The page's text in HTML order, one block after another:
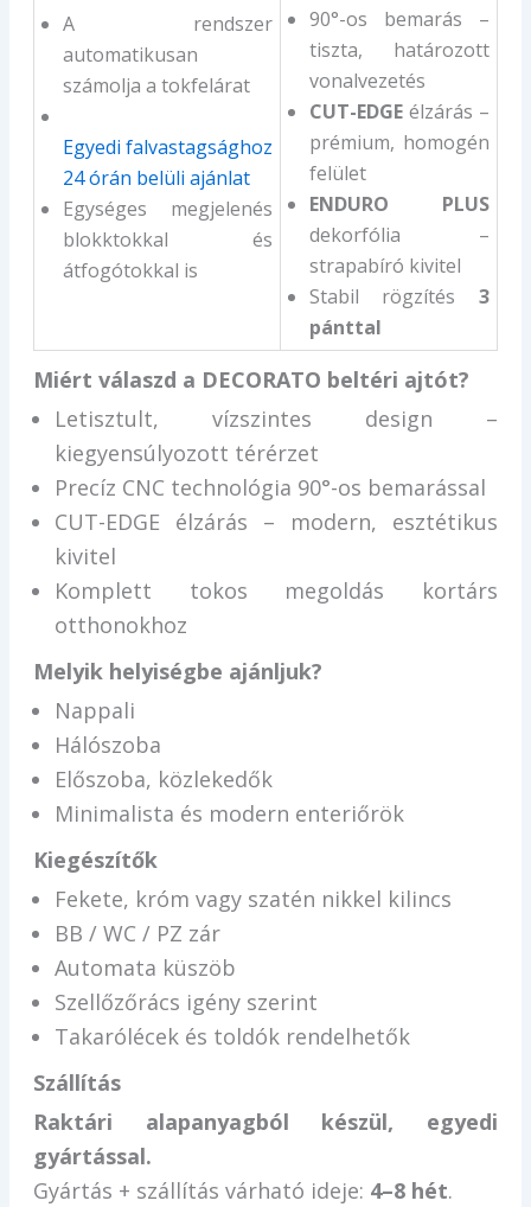
A rendszer
automatikusan
számolja a tokfelárat
Egyedi falvastagsághoz
24 órán belüli ajánlat
Egységes megjelenés
blokktokkal és
átfogótokkal is
90°-os bemarás –
tiszta, határozott
vonalvezetés
CUT-EDGEélzárás –
prémium, homogén
felület
ENDURO PLUS
dekorfólia –
strapabíró kivitel
Stabil rögzítés 3
pánttal
Miért válaszd a DECORATO beltéri ajtót?
Letisztult, vízszintes design –
kiegyensúlyozott térérzet
Precíz CNC technológia 90°-os bemarással
CUT-EDGE élzárás – modern, esztétikus
kivitel
Komplett tokos megoldás kortárs
otthonokhoz
Melyik helyiségbe ajánljuk?
Nappali
Hálószoba
Előszoba, közlekedők
Minimalista és modern enteriőrök
Kiegészítők
Fekete, króm vagy szatén nikkel kilincs
BB / WC / PZ zár
Automata küszöb
Szellőzőrács igény szerint
Takarólécek és toldók rendelhetők
Szállítás
Raktári alapanyagból készül, egyedi
gyártással.
Gyártás + szállítás várható ideje: 4–8 hét.